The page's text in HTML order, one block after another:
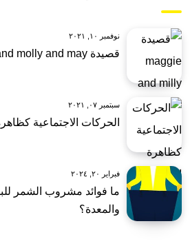
نوفمبر ١٠, ٢٠٢١
قصيدة maggie and milly and molly and may
سبتمبر ٠٧, ٢٠٢١
الحركات الاجتماعية
فبراير ٢٠, ٢٠٢٤
ما فوائد مشروب الشمر
والمعدة؟